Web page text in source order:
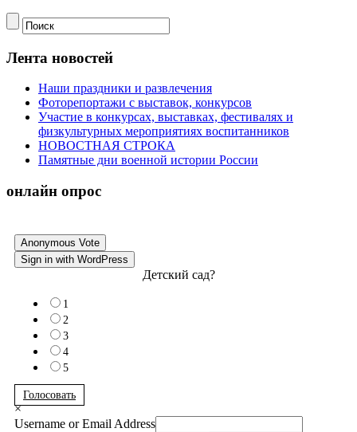
Лента новостей
Наши праздники и развлечения
Фоторепортажи с выставок, конкурсов
Участие в конкурсах, выставках, фестивалях и
физкультурных мероприятиях воспитанников
НОВОСТНАЯ СТРОКА
Памятные дни военной истории России
онлайн опрос
Anonymous Vote
Sign in with WordPress
Детский сад?
1
2
3
4
5
Голосовать
×
Username or Email Address